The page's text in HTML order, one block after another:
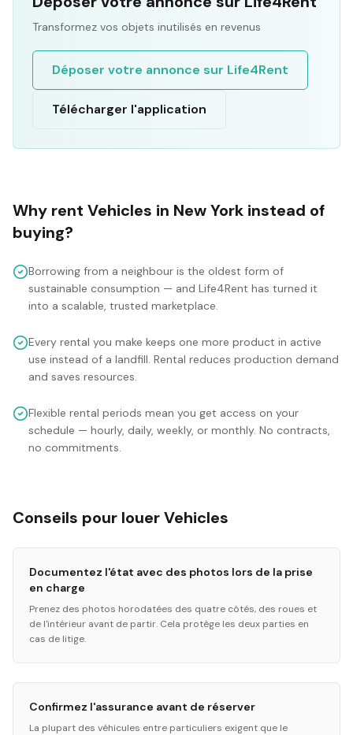
Transformez vos objets inutilisés en revenus
Déposer votre annonce sur Life4Rent
Télécharger l'application
Why rent Vehicles in New York instead of
buying?
Borrowing from a neighbour is the oldest form of
sustainable consumption — and Life4Rent has turned it
into a scalable, trusted marketplace.
Every rental you make keeps one more product in active
use instead of a landfill. Rental reduces production demand
and saves resources.
Flexible rental periods mean you get access on your
schedule — hourly, daily, weekly, or monthly. No contracts,
no commitments.
Conseils pour louer Vehicles
Documentez l'état avec des photos lors de la prise
en charge
Prenez des photos horodatées des quatre côtés, des roues et
de l'intérieur avant de partir. Cela protège les deux parties en
cas de litige.
Confirmez l'assurance avant de réserver
La plupart des véhicules entre particuliers exigent que le